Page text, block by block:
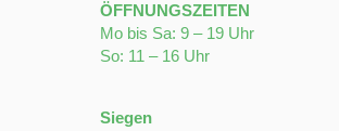
ÖFFNUNGSZEITEN
Mo bis Sa: 9 – 19 Uhr
So: 11 – 16 Uhr
Siegen